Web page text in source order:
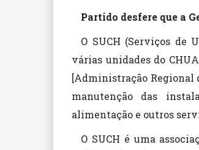
Partido desfere que a
O SUCH (Serviços de
várias unidades do
[Administração Regional
manutenção das
alimentação e outros
O SUCH é uma